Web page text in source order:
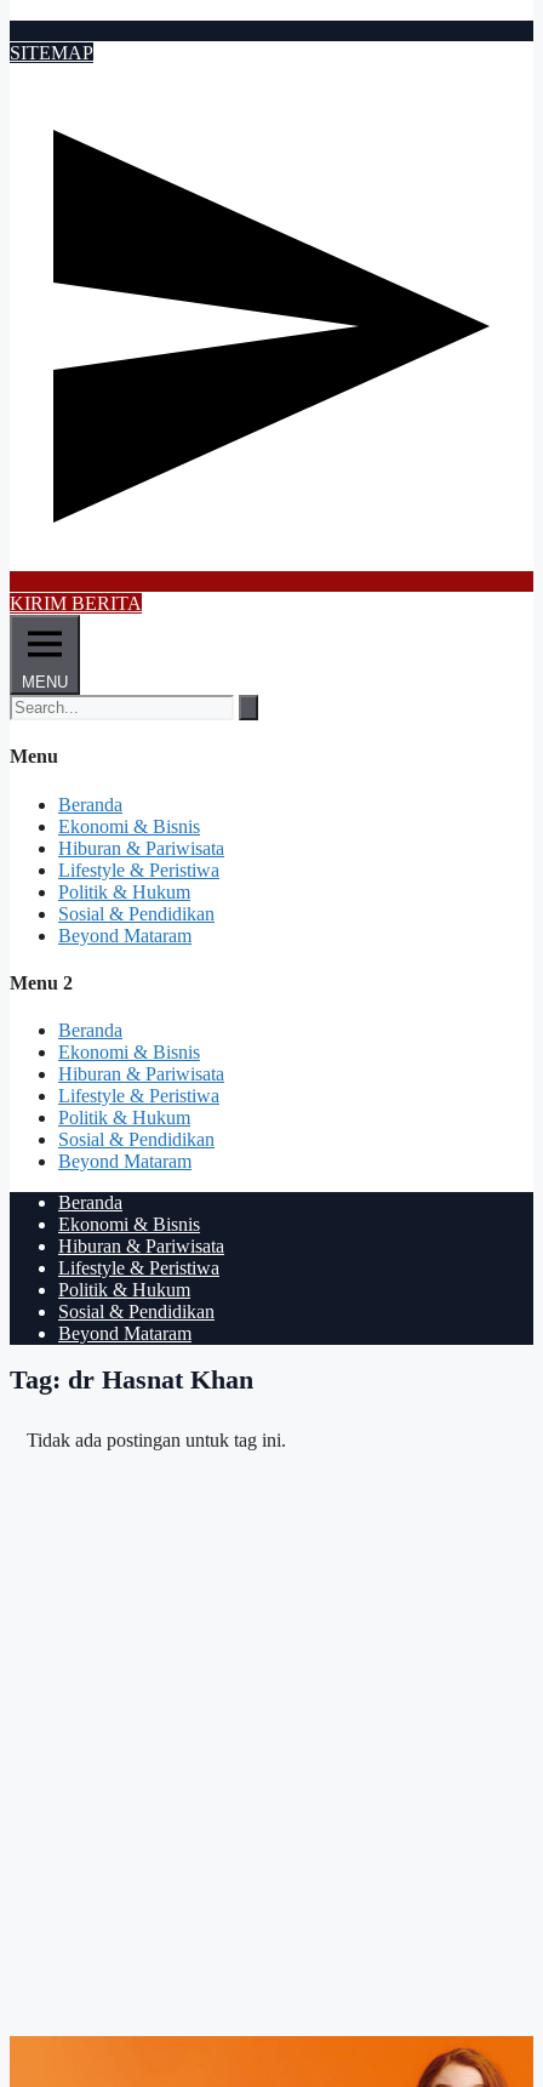
SITEMAP
KIRIM BERITA
MENU
Menu
Beranda
Ekonomi & Bisnis
Hiburan & Pariwisata
Lifestyle & Peristiwa
Politik & Hukum
Sosial & Pendidikan
Beyond Mataram
Menu 2
Beranda
Ekonomi & Bisnis
Hiburan & Pariwisata
Lifestyle & Peristiwa
Politik & Hukum
Sosial & Pendidikan
Beyond Mataram
Beranda
Ekonomi & Bisnis
Hiburan & Pariwisata
Lifestyle & Peristiwa
Politik & Hukum
Sosial & Pendidikan
Beyond Mataram
Tag: dr Hasnat Khan
Tidak ada postingan untuk tag ini.